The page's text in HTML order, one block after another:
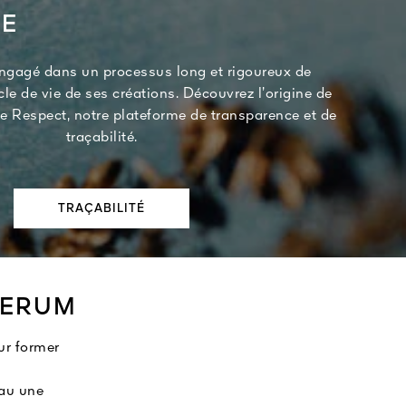
dans un processus long et rigoureux de
de vie de ses créations. Découvrez l’origine de
Respect, notre plateforme de transparence et de
traçabilité.
TRAÇABILITÉ
former
une